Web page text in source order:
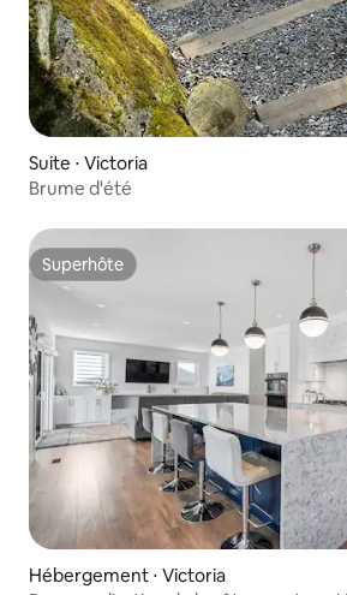
Suite ⋅ Victoria
Brume d'été
Superhôte
Superhôte
Hébergement ⋅ Victoria